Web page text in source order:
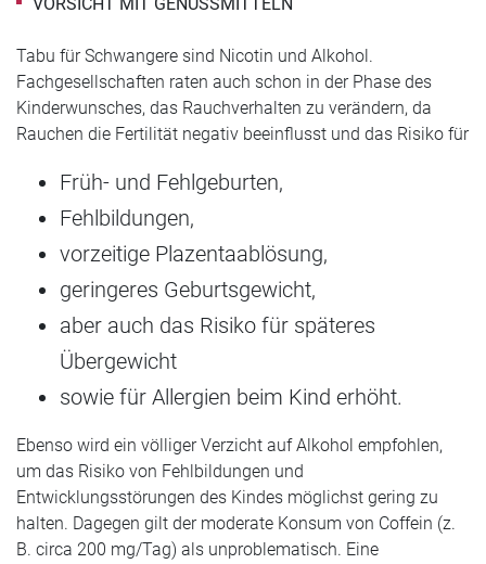
Tabu für Schwangere sind Nicotin und Alkohol.
Fachgesellschaften raten auch schon in der Phase des
Kinderwunsches, das Rauchverhalten zu verändern, da
Rauchen die Fertilität negativ beeinflusst und das Risiko für
Früh- und Fehlgeburten,
Fehlbildungen,
vorzeitige Plazentaablösung,
geringeres Geburtsgewicht,
aber auch das Risiko für späteres
Übergewicht
sowie für Allergien beim Kind erhöht.
Ebenso wird ein völliger Verzicht auf Alkohol empfohlen,
um das Risiko von Fehlbildungen und
Entwicklungsstörungen des Kindes möglichst gering zu
halten. Dagegen gilt der moderate Konsum von Coffein (z.
B. circa 200 mg/Tag) als unproblematisch. Eine